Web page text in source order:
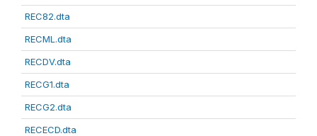
REC82.dta
RECML.dta
RECDV.dta
RECG1.dta
RECG2.dta
RECECD.dta